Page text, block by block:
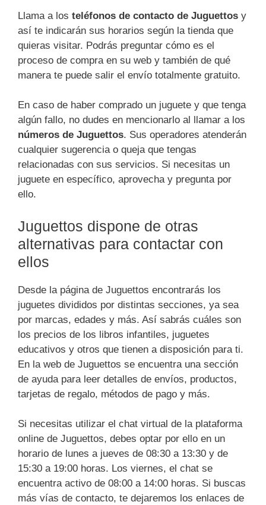
Llama a los teléfonos de contacto de Juguettos y
así te indicarán sus horarios según la tienda que
quieras visitar. Podrás preguntar cómo es el
proceso de compra en su web y también de qué
manera te puede salir el envío totalmente gratuito.
En caso de haber comprado un juguete y que tenga
algún fallo, no dudes en mencionarlo al llamar a los
números de Juguettos. Sus operadores atenderán
cualquier sugerencia o queja que tengas
relacionadas con sus servicios. Si necesitas un
juguete en específico, aprovecha y pregunta por
ello.
Juguettos dispone de otras
alternativas para contactar con
ellos
Desde la página de Juguettos encontrarás los
juguetes divididos por distintas secciones, ya sea
por marcas, edades y más. Así sabrás cuáles son
los precios de los libros infantiles, juguetes
educativos y otros que tienen a disposición para ti.
En la web de Juguettos se encuentra una sección
de ayuda para leer detalles de envíos, productos,
tarjetas de regalo, métodos de pago y más.
Si necesitas utilizar el chat virtual de la plataforma
online de Juguettos, debes optar por ello en un
horario de lunes a jueves de 08:30 a 13:30 y de
15:30 a 19:00 horas. Los viernes, el chat se
encuentra activo de 08:00 a 14:00 horas. Si buscas
más vías de contacto, te dejaremos los enlaces de